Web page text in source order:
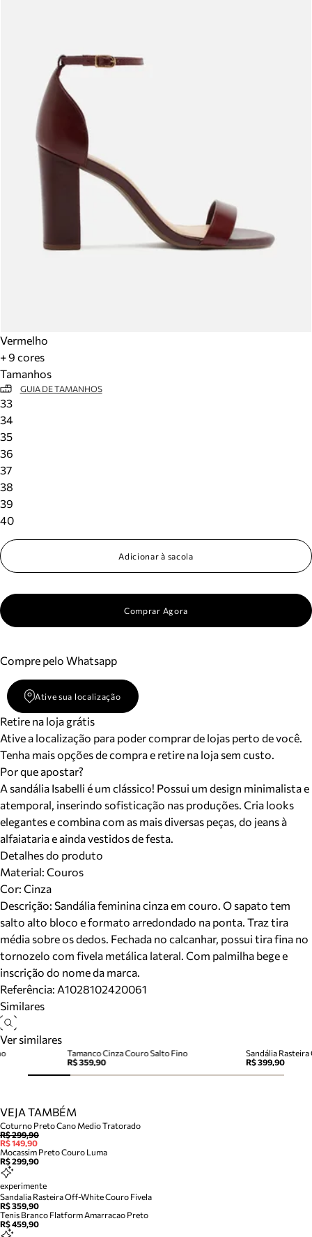
Vermelho
+ 9 cores
Tamanhos
GUIA DE TAMANHOS
33
34
35
36
37
38
39
40
Adicionar à sacola
Comprar Agora
Compre pelo Whatsapp
Ative sua localização
Retire na loja grátis
Ative a localização para poder comprar de lojas perto de você.
Tenha mais opções de compra e retire na loja sem custo.
Por que apostar?
A sandália Isabelli é um clássico! Possui um design minimalista e
atemporal, inserindo sofisticação nas produções. Cria looks
elegantes e combina com as mais diversas peças, do jeans à
alfaiataria e ainda vestidos de festa.
Detalhes do produto
Material: Couros
Cor: Cinza
Descrição: Sandália feminina cinza em couro. O sapato tem
salto alto bloco e formato arredondado na ponta. Traz tira
média sobre os dedos. Fechada no calcanhar, possui tira fina no
tornozelo com fivela metálica lateral. Com palmilha bege e
inscrição do nome da marca.
Referência: A1028102420061
Similares
Ver similares
Tamanco Cinza Couro Salto Fino
R$ 359,90
Sandália
R$ 399,90
VEJA TAMBÉM
Coturno Preto Cano Medio Tratorado
R$ 299,90
R$ 149,90
Mocassim Preto Couro Luma
R$ 299,90
experimente
Sandalia Rasteira Off-White Couro Fivela
R$ 359,90
Tenis Branco Flatform Amarracao Preto
R$ 459,90